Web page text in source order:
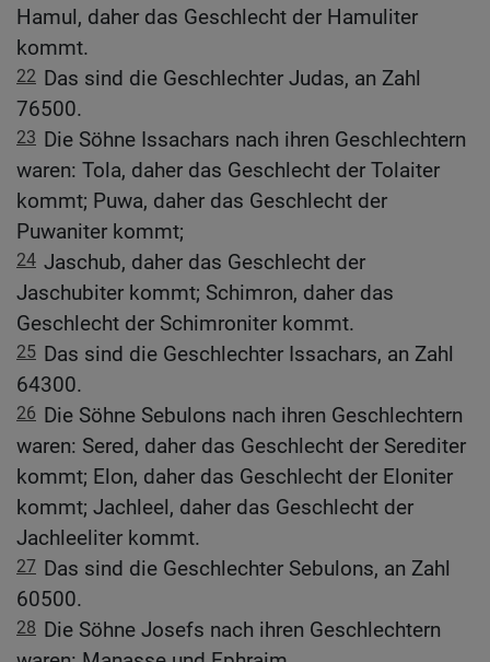
Hamul, daher das Geschlecht der Hamuliter
kommt.
22 Das sind die Geschlechter Judas, an Zahl
76500.
23 Die Söhne Issachars nach ihren Geschlechtern
waren: Tola, daher das Geschlecht der Tolaiter
kommt; Puwa, daher das Geschlecht der
Puwaniter kommt;
24 Jaschub, daher das Geschlecht der
Jaschubiter kommt; Schimron, daher das
Geschlecht der Schimroniter kommt.
25 Das sind die Geschlechter Issachars, an Zahl
64300.
26 Die Söhne Sebulons nach ihren Geschlechtern
waren: Sered, daher das Geschlecht der Serediter
kommt; Elon, daher das Geschlecht der Eloniter
kommt; Jachleel, daher das Geschlecht der
Jachleeliter kommt.
27 Das sind die Geschlechter Sebulons, an Zahl
60500.
28 Die Söhne Josefs nach ihren Geschlechtern